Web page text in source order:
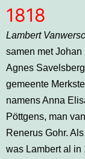
1818
Lambert
samen met
Agnes
gemeente
namens Anna
Pöttgens, man
Renerus Gohr.
was Lambert al